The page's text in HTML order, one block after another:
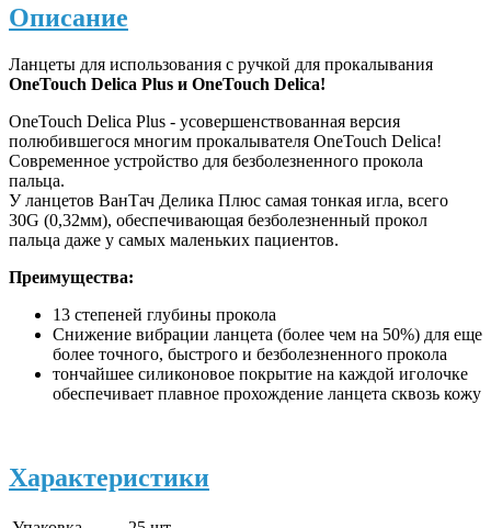
Описание
Ланцеты для использования с ручкой для прокалывания
OneTouch Delica Plus и OneTouch Delica!
OneTouch Delica Plus - усовершенствованная версия
полюбившегося многим прокалывателя OneTouch Delica!
Современное устройство для безболезненного прокола
пальца.
У ланцетов ВанТач Делика Плюс самая тонкая игла, всего
30G (0,32мм), обеспечивающая безболезненный прокол
пальца даже у самых маленьких пациентов.
Преимущества:
13 степеней глубины прокола
Снижение вибрации ланцета (более чем на 50%) для еще
более точного, быстрого и безболезненного прокола
тончайшее силиконовое покрытие на каждой иголочке
обеспечивает плавное прохождение ланцета сквозь кожу
Характеристики